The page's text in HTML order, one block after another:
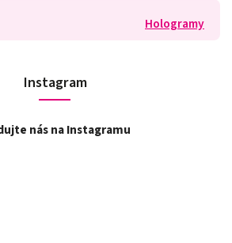
Hologramy
Instagram
nás na Instagramu